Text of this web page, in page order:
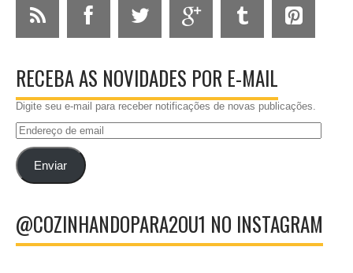
RECEBA AS NOVIDADES POR E-MAIL
Digite seu e-mail para receber notificações de novas publicações.
Endereço
emailEnviar
@COZINHANDOPARA2OU1 NO INSTAGRAM